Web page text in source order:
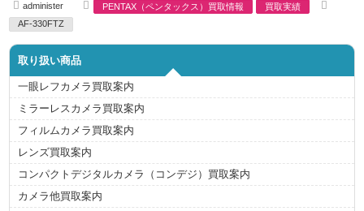
u
t
h
o
r
administer
a
g
i
e
s
PENTAX（ペンタックス）買取情報 買取実績
AF-330FTZ
取り扱い商品
一眼レフカメラ買取案内
ミラーレスカメラ買取案内
フィルムカメラ買取案内
レンズ買取案内
コンパクトデジタルカメラ（コンデジ）買取案内
カメラ他買取案内